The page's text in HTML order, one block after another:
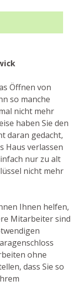
Öffnen von
so manche
nicht mehr
haben Sie den
daran gedacht,
Haus verlassen
nur zu alt
nicht mehr
Ihnen helfen,
Mitarbeiter sind
ohne
dass Sie so